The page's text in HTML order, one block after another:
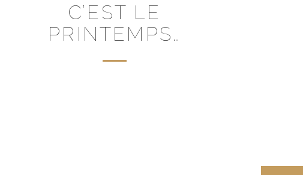
C’EST LE
PRINTEMPS…